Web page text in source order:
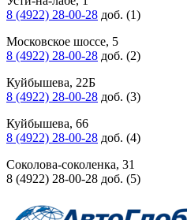
8 (4922) 28-00-28 доб. (1)
Московское шоссе, 5
8 (4922) 28-00-28 доб. (2)
Куйбышева, 22Б
8 (4922) 28-00-28 доб. (3)
Куйбышева, 66
8 (4922) 28-00-28 доб. (4)
Соколова-соколенка, 31
8 (4922) 28-00-28 доб. (5)